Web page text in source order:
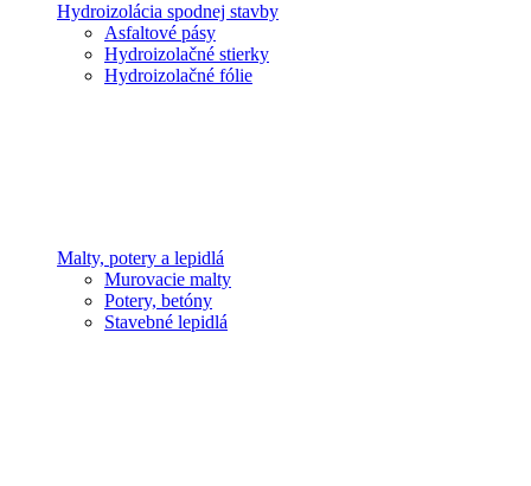
Hydroizolácia spodnej stavby
Asfaltové pásy
Hydroizolačné stierky
Hydroizolačné fólie
Malty, potery a lepidlá
Murovacie malty
Potery, betóny
Stavebné lepidlá